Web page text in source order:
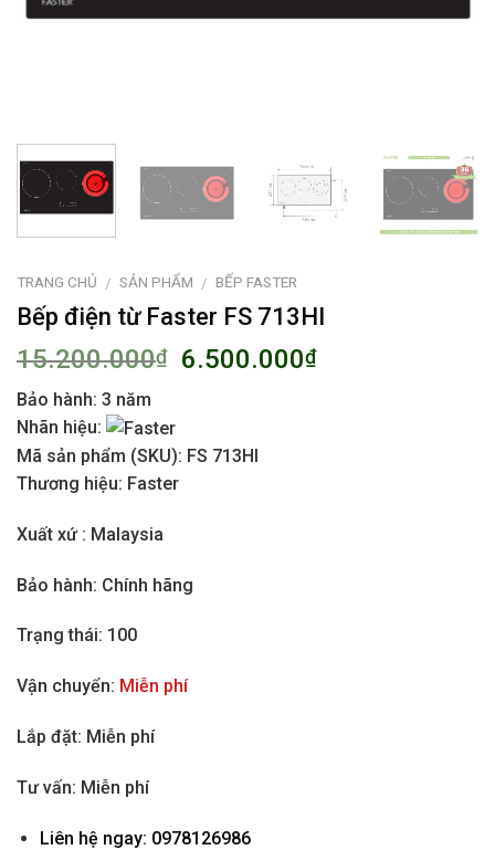
TRANG CHỦ / SẢN PHẨM / BẾP FASTER
Bếp điện từ Faster FS 713HI
15.200.000₫ 6.500.000₫
Bảo hành: 3 năm
Nhãn hiệu:
Mã sản phẩm (SKU): FS 713HI
Thương hiệu: Faster
Xuất xứ : Malaysia
Bảo hành: Chính hãng
Trạng thái: 100
Vận chuyển: Miễn phí
Lắp đặt: Miễn phí
Tư vấn: Miễn phí
Liên hệ ngay: 0978126986